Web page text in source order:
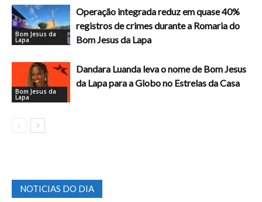
Bom Jesus da
Lapa
Operação integrada reduz em quase 40%
registros de crimes durante a Romaria do
Bom Jesus da Lapa
Bom Jesus da
Lapa
Dandara Luanda leva o nome de Bom Jesus
da Lapa para a Globo no Estrelas da Casa
NOTICIAS DO DIA